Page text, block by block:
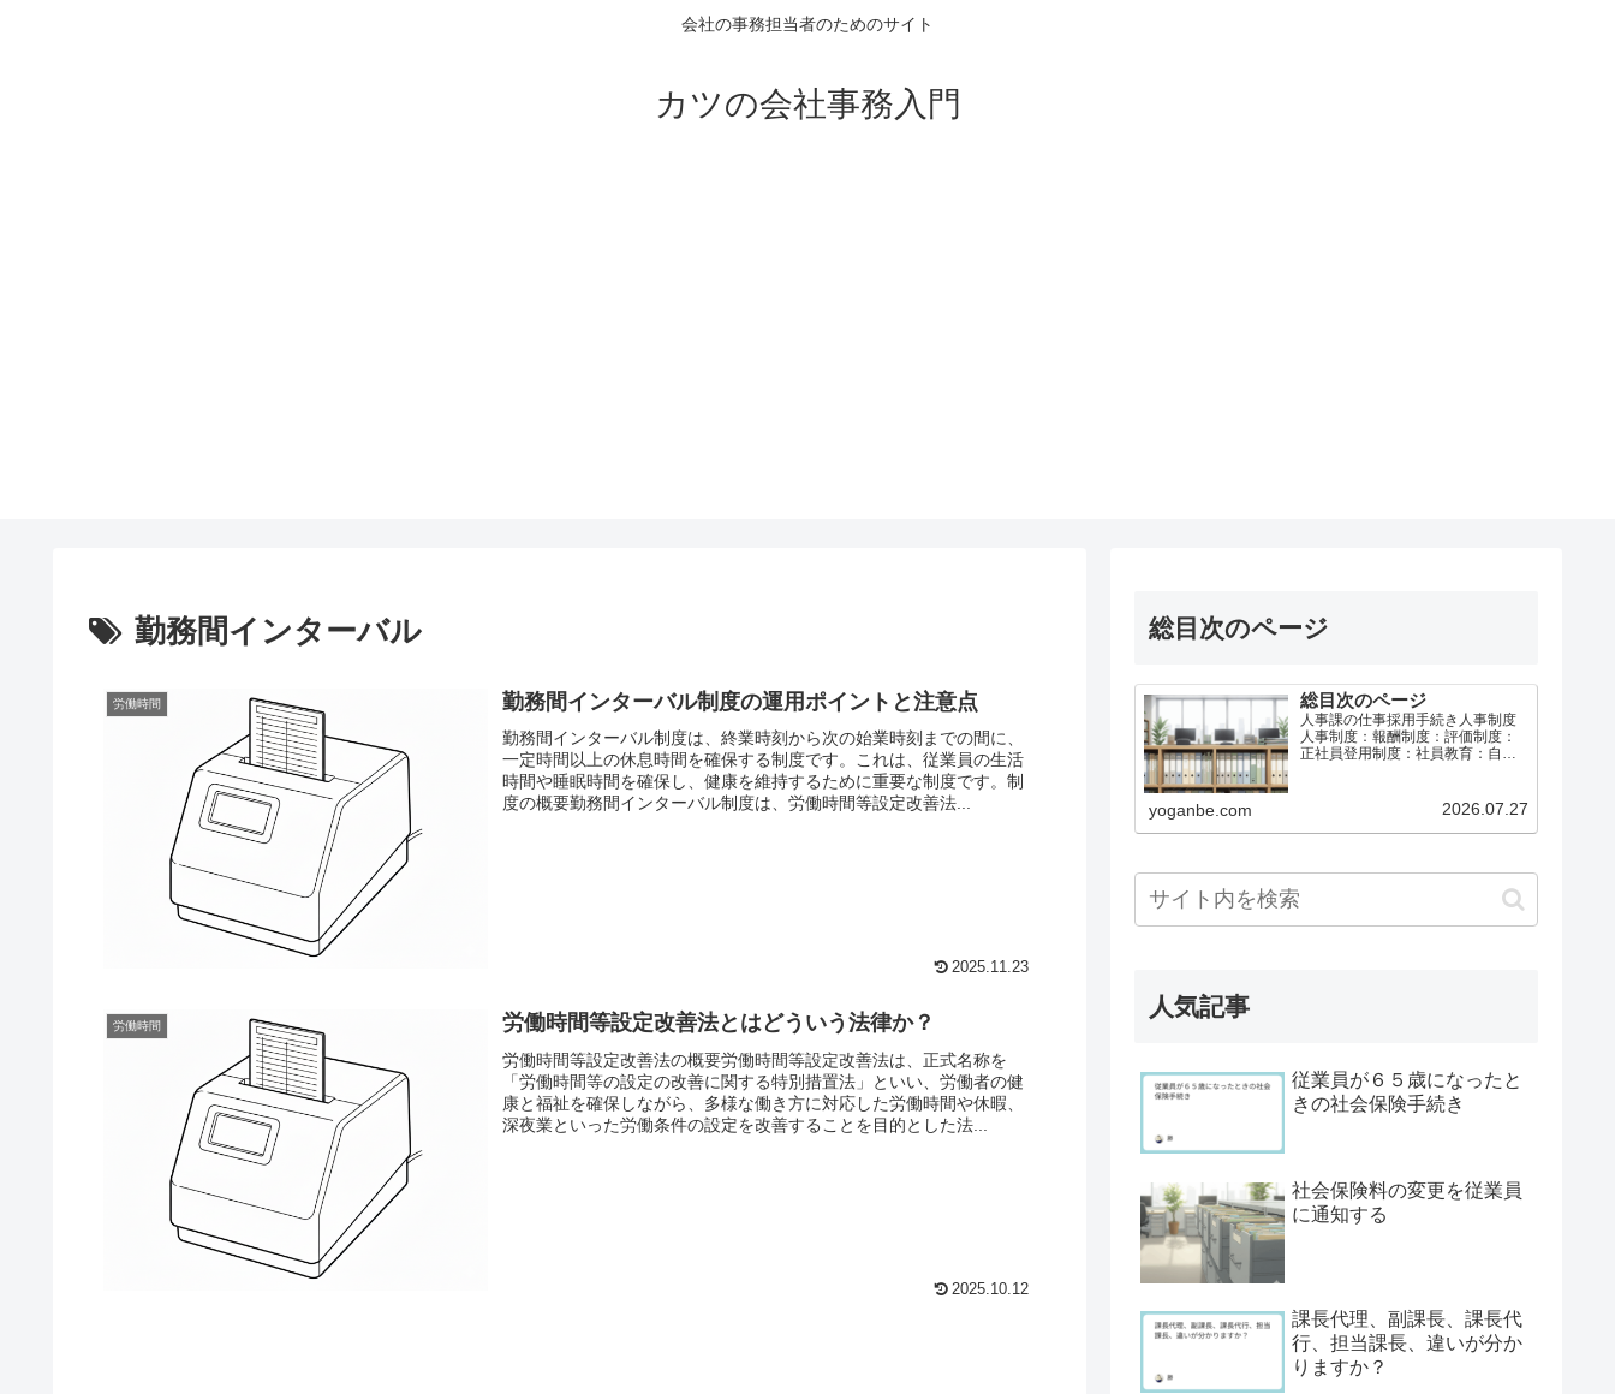
会社の事務担当者のためのサイト
カツの会社事務入門
勤務間インターバル
労働時間 勤務間インターバル制度の運用ポイントと注意点
勤務間インターバル制度は、終業時刻から次の始業時刻までの間に、
一定時間以上の休息時間を確保する制度です。これは、従業員の生活
時間や睡眠時間を確保し、健康を維持するために重要な制度です。制
度の概要勤務間インターバル制度は、労働時間等設定改善法...
2025.11.23
労働時間 労働時間等設定改善法とはどういう法律か？
労働時間等設定改善法の概要労働時間等設定改善法は、正式名称を
「労働時間等の設定の改善に関する特別措置法」といい、労働者の健
康と福祉を確保しながら、多様な働き方に対応した労働時間や休暇、
深夜業といった労働条件の設定を改善することを目的とした法...
2025.10.12
総目次のページ
総目次のページ
人事課の仕事採用手続き人事制度
人事制度：報酬制度：評価制度：
正社員登用制度：社員教育：自己
育児介護休業等退職手続き総務課
害防止安全衛生：安全運転・車両
yoganbe.com 2026.07.27
人気記事
従業員が６５歳になったと
きの社会保険手続き
社会保険料の変更を従業員
に通知する
課長代理、副課長、課長代
行、担当課長、違いが分か
りますか？